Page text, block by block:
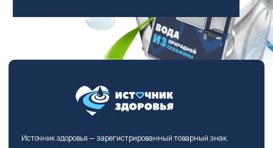
Источник здоровья — зарегистрированный товарный знак.